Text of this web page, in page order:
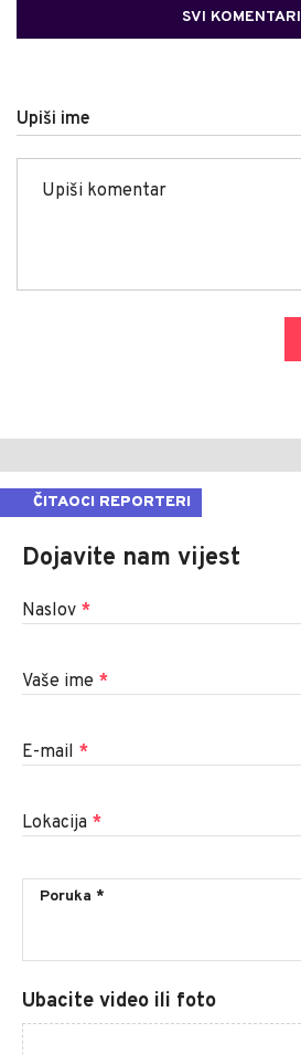
SVI KOMENTARI
Upiši ime
ČITAOCI REPORTERI
Dojavite nam vijest
Naslov *
Vaše ime *
E-mail *
Lokacija *
Ubacite video ili foto